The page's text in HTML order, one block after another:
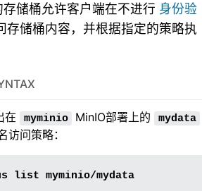
储桶允许客户端在不进行 身份验
存储桶内容，并根据指定的策略执
在 myminio MinIO部署上的 mydata
访问策略：
list